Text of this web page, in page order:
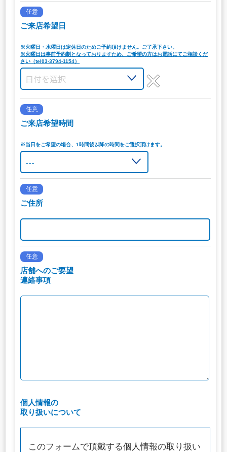
任意
ご来店希望日
※火曜日・水曜日は定休日のためご予約頂けません。ご了承下さい。
※火曜日は事前予約制となっておりますため、ご希望の方はお電話にてご相談くだ
さい（tel03-3794-1154）
任意
ご来店希望時間
※当日をご希望の場合、1時間後以降の時間をご選択頂けます。
任意
ご住所
任意
店舗へのご要望
連絡事項
個人情報の
取り扱いについて
このフォームで頂戴する個人情報の取り扱い